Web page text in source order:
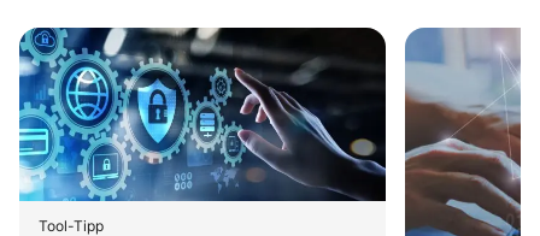
Tool-Tipp